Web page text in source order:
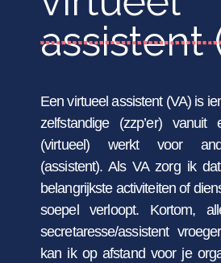
Een virtueel assistent (VA) is
zelfstandige (zzp’er) vanuit
(virtueel) werkt voor
(assistent). Als VA zorg ik
belangrijkste activiteiten of
soepel verloopt. Kortom,
secretaresse/assistent
kan ik op afstand voor je